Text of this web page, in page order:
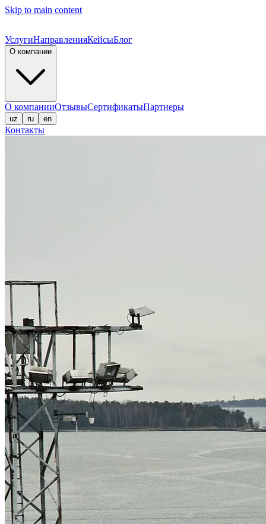
Skip to main content
УслугиНаправленияКейсыБлог
О компании
О компанииОтзывыСертификатыПартнеры
uz ru en
Контакты